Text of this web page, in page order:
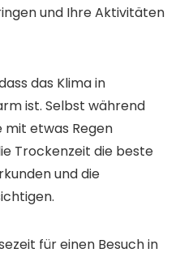
und Ihre Aktivitäten
das Klima in
ist. Selbst während
mit etwas Regen
Trockenzeit die beste
und die
für einen Besuch in